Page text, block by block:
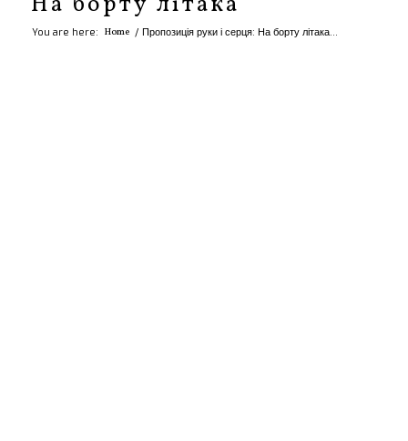
You are here: Home / Пропозиція руки і серця: На борту літака...